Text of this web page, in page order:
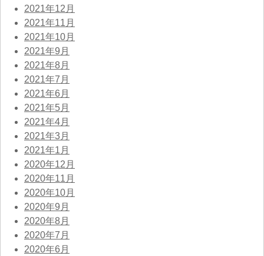
2021年12月
2021年11月
2021年10月
2021年9月
2021年8月
2021年7月
2021年6月
2021年5月
2021年4月
2021年3月
2021年1月
2020年12月
2020年11月
2020年10月
2020年9月
2020年8月
2020年7月
2020年6月